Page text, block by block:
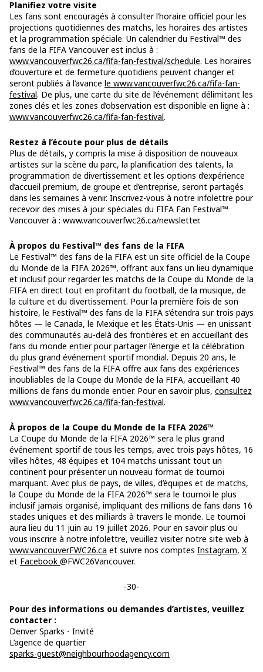
Planifiez votre visite
Les fans sont encouragés à consulter l’horaire officiel pour les
projections quotidiennes des matchs, les horaires des artistes
et la programmation spéciale. Un calendrier du Festival™ des
fans de la FIFA Vancouver est inclus à :
www.vancouverfwc26.ca/fifa-fan-festival/schedule. Les horaires
d’ouverture et de fermeture quotidiens peuvent changer et
seront publiés à l’avance le www.vancouverfwc26.ca/fifa-fan-
festival. De plus, une carte du site de l’événement délimitant les
zones clés et les zones d’observation est disponible en ligne à :
www.vancouverfwc26.ca/fifa-fan-festival.
Restez à l’écoute pour plus de détails
Plus de détails, y compris la mise à disposition de nouveaux
artistes sur la scène du parc, la planification des talents, la
programmation de divertissement et les options d’expérience
d’accueil premium, de groupe et d’entreprise, seront partagés
dans les semaines à venir. Inscrivez-vous à notre infolettre pour
recevoir des mises à jour spéciales du FIFA Fan Festival™
Vancouver à : www.vancouverfwc26.ca/newsletter.
À propos du Festival™ des fans de la FIFA
Le Festival™ des fans de la FIFA est un site officiel de la Coupe
du Monde de la FIFA 2026™, offrant aux fans un lieu dynamique
et inclusif pour regarder les matchs de la Coupe du Monde de la
FIFA en direct tout en profitant du football, de la musique, de
la culture et du divertissement. Pour la première fois de son
histoire, le Festival™ des fans de la FIFA s’étendra sur trois pays
hôtes — le Canada, le Mexique et les États-Unis — en unissant
des communautés au-delà des frontières et en accueillant des
fans du monde entier pour partager l’énergie et la célébration
du plus grand événement sportif mondial. Depuis 20 ans, le
Festival™ des fans de la FIFA offre aux fans des expériences
inoubliables de la Coupe du Monde de la FIFA, accueillant 40
millions de fans du monde entier. Pour en savoir plus, consultez
www.vancouverfwc26.ca/fifa-fan-festival.
À propos de la Coupe du Monde de la FIFA 2026™
La Coupe du Monde de la FIFA 2026™ sera le plus grand
événement sportif de tous les temps, avec trois pays hôtes, 16
villes hôtes, 48 équipes et 104 matchs unissant tout un
continent pour présenter un nouveau format de tournoi
marquant. Avec plus de pays, de villes, d’équipes et de matchs,
la Coupe du Monde de la FIFA 2026™ sera le tournoi le plus
inclusif jamais organisé, impliquant des millions de fans dans 16
stades uniques et des milliards à travers le monde. Le tournoi
aura lieu du 11 juin au 19 juillet 2026. Pour en savoir plus ou
vous inscrire à notre infolettre, veuillez visiter notre site web à
www.vancouverFWC26.ca et suivre nos comptes Instagram, X
et Facebook @FWC26Vancouver.
-30-
Pour des informations ou demandes d’artistes, veuillez
contacter :
Denver Sparks - Invité
L’agence de quartier
sparks-guest@neighbourhoodagency.com